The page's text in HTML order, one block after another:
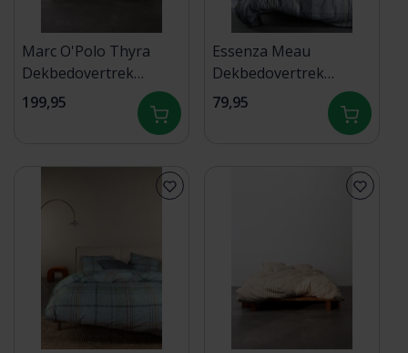
Marc O'Polo Thyra
Dekbedovertrek
Denim blue
199,95
Essenza Meau
Dekbedovertrek
140x200/220 Global
79,95